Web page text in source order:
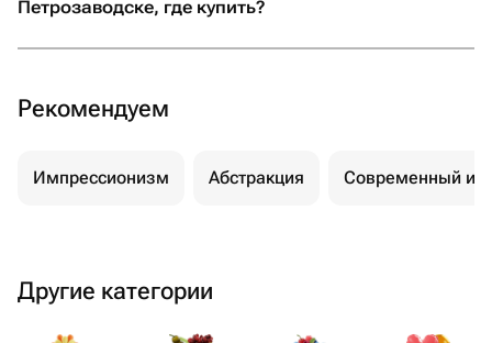
Петрозаводске, где купить?
Рекомендуем
Импрессионизм Абстракция Современный
Другие категории